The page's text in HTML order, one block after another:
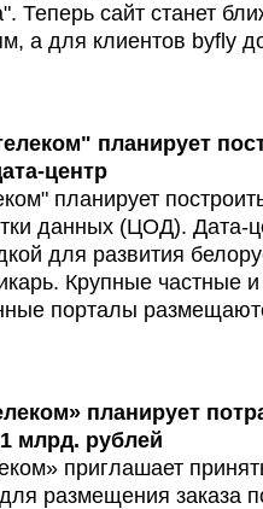
Теперь сайт станет
а для клиентов byfly
планирует
центр
планирует
данных (ЦОД). Дата-
для развития
Крупные частные
порталы
планирует
млрд. рублей
приглашает
для размещения